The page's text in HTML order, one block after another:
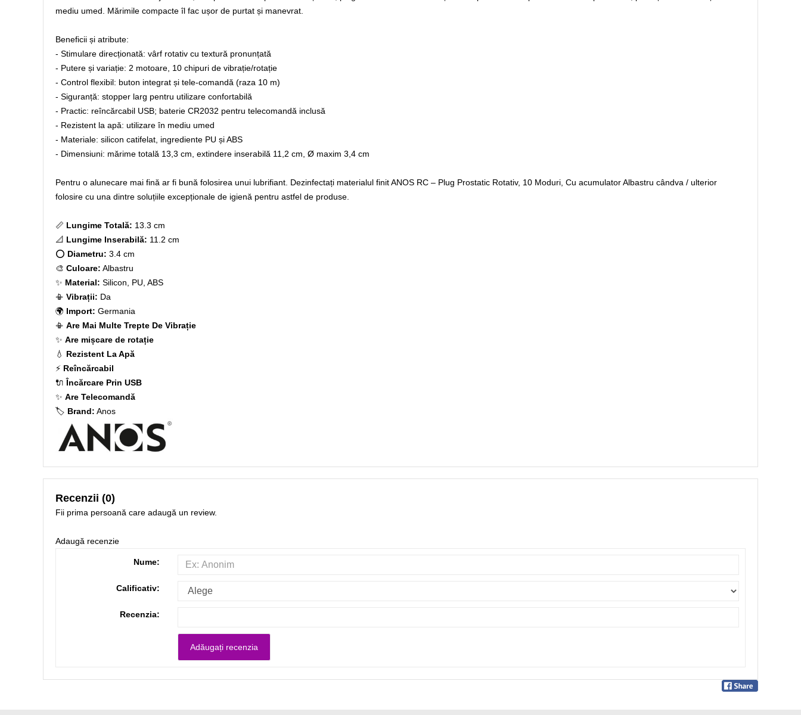
mediu umed. Mărimile compacte îl fac ușor de purtat și manevrat.
Beneficii și atribute:
- Stimulare direcționată: vârf rotativ cu textură pronunțată
- Putere și variație: 2 motoare, 10 chipuri de vibrație/rotație
- Control flexibil: buton integrat și tele-comandă (raza 10 m)
- Siguranță: stopper larg pentru utilizare confortabilă
- Practic: reîncărcabil USB; baterie CR2032 pentru telecomandă inclusă
- Rezistent la apă: utilizare în mediu umed
- Materiale: silicon catifelat, ingrediente PU și ABS
- Dimensiuni: mărime totală 13,3 cm, extindere inserabilă 11,2 cm, Ø maxim 3,4 cm
Pentru o alunecare mai fină ar fi bună folosirea unui lubrifiant. Dezinfectați materialul finit ANOS RC – Plug Prostatic Rotativ, 10 Moduri, Cu acumulator Albastru cândva / ulterior
folosire cu una dintre soluțiile excepționale de igienă pentru astfel de produse.
📏 Lungime Totală: 13.3 cm
📐 Lungime Inserabilă: 11.2 cm
⭕ Diametru: 3.4 cm
🎨 Culoare: Albastru
✨ Material: Silicon, PU, ABS
📳 Vibrații: Da
🌍 Import: Germania
📳 Are Mai Multe Trepte De Vibrație
✨ Are mișcare de rotație
💧 Rezistent La Apă
⚡ Reîncărcabil
🔌 Încărcare Prin USB
✨ Are Telecomandă
🏷️ Brand: Anos
Recenzii (0)
Fii prima persoană care adaugă un review.
Adaugă recenzie
Nume:
Calificativ:
Recenzia: